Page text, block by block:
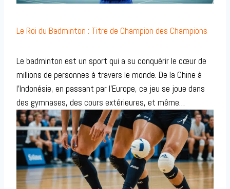
Le Roi du Badminton : Titre de Champion des Champions
Le badminton est un sport qui a su conquérir le cœur de
millions de personnes à travers le monde. De la Chine à
l’Indonésie, en passant par l’Europe, ce jeu se joue dans
des gymnases, des cours extérieures, et même…